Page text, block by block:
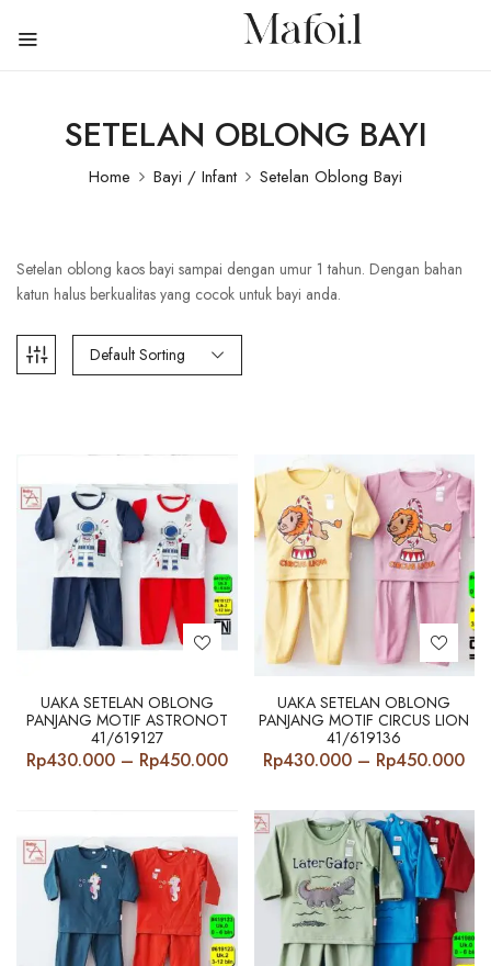
SETELAN OBLONG BAYI
Home Bayi / Infant Setelan Oblong Bayi
Setelan oblong kaos bayi sampai dengan umur 1 tahun. Dengan bahan
katun halus berkualitas yang cocok untuk bayi anda.
Default Sorting
UAKA SETELAN OBLONG
PANJANG MOTIF ASTRONOT
41/619127
Rp430.000 – Rp450.000Price
range:
through
Rp450.000
UAKA SETELAN OBLONG
PANJANG MOTIF CIRCUS LION
41/619136
Rp430.000 – Rp450.000